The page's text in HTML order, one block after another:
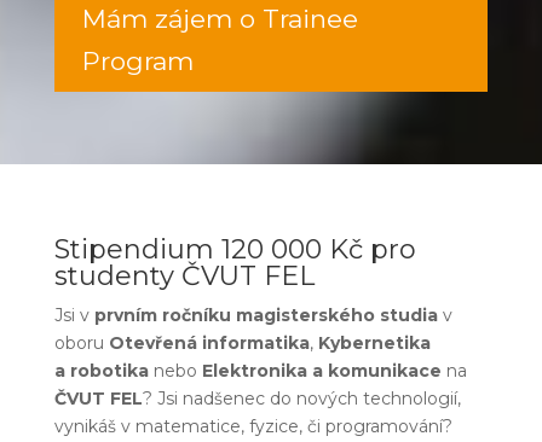
Mám zájem o Trainee
Program
Stipendium 120 000 Kč pro
studenty ČVUT FEL
Jsi v prvním ročníku magisterského studiav
oboru Otevřená informatika, Kybernetika
a robotika nebo Elektronika a komunikace na
ČVUT FEL? Jsi nadšenec do nových technologií,
vynikáš v matematice, fyzice, či programování?